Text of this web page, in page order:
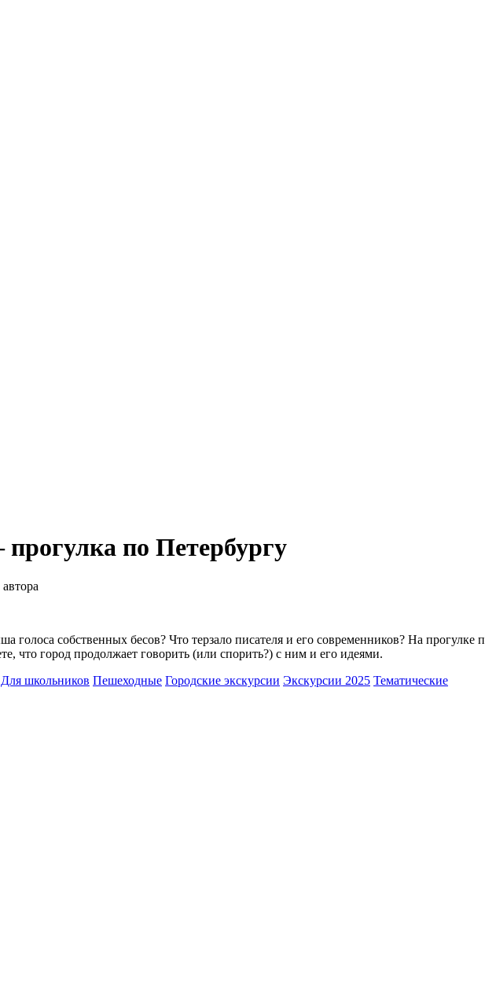
по Петербургу
голоса собственных бесов? Что терзало писателя и его современников? На
что город продолжает говорить (или спорить?) с ним и его идеями.
Для школьников Пешеходные Городские экскурсии Экскурсии 2025 Тематические